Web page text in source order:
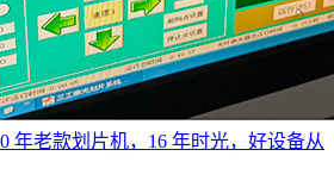
年老款划片机，16 年时光，好设备从